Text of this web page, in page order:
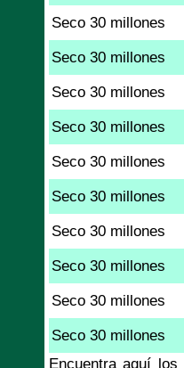
Seco 30 millones
Seco 30 millones
Seco 30 millones
Seco 30 millones
Seco 30 millones
Seco 30 millones
Seco 30 millones
Seco 30 millones
Seco 30 millones
Seco 30 millones
Encuentra aquí los